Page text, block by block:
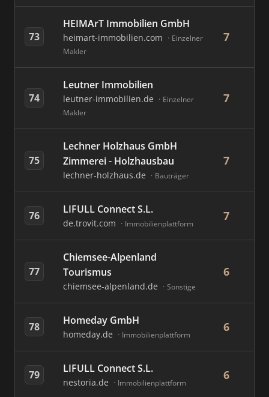
73
HEIMArT Immobilien GmbH
heimart-immobilien.com
Einzelner
Makler
7
74
Leutner Immobilien
leutner-immobilien.de
Einzelner
Makler
7
75
Lechner Holzhaus GmbH
Zimmerei - Holzhausbau
lechner-holzhaus.de Bauträger
7
76 LIFULL Connect S.L.
de.trovit.com Immobilienplattform
7
77
Chiemsee-Alpenland
Tourismus
chiemsee-alpenland.de Sonstige
6
78 Homeday GmbH
homeday.de Immobilienplattform
6
79 LIFULL Connect S.L.
nestoria.de Immobilienplattform
6